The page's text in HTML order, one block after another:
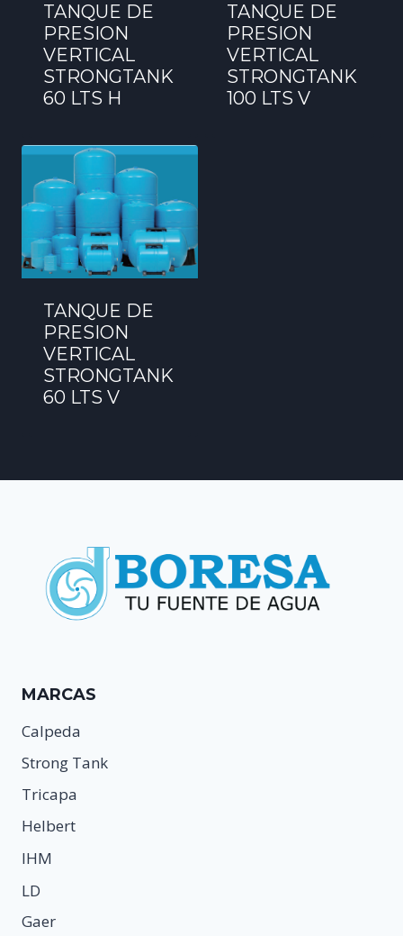
TANQUE DE
PRESION
VERTICAL
STRONGTANK
60 LTS H
TANQUE DE
PRESION
VERTICAL
STRONGTANK
100 LTS V
TANQUE DE
PRESION
VERTICAL
STRONGTANK
60 LTS V
MARCAS
Calpeda
Strong Tank
Tricapa
Helbert
IHM
LD
Gaer